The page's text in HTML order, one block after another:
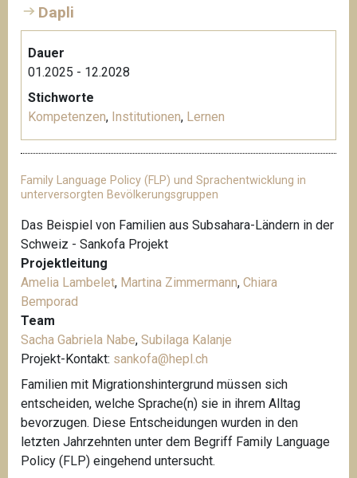
Dapli
Dauer
01.2025 - 12.2028
Stichworte
Kompetenzen, Institutionen, Lernen
Family Language Policy (FLP) und Sprachentwicklung in
unterversorgten Bevölkerungsgruppen
Das Beispiel von Familien aus Subsahara-Ländern in der
Schweiz - Sankofa Projekt
Projektleitung
Amelia Lambelet, Martina Zimmermann, Chiara
Bemporad
Team
Sacha Gabriela Nabe, Subilaga Kalanje
Projekt-Kontakt: sankofa@hepl.ch
Familien mit Migrationshintergrund müssen sich
entscheiden, welche Sprache(n) sie in ihrem Alltag
bevorzugen. Diese Entscheidungen wurden in den
letzten Jahrzehnten unter dem Begriff Family Language
Policy (FLP) eingehend untersucht.